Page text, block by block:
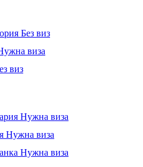
Без виз
виза
виз
Нужна виза
Нужна виза
Нужна виза